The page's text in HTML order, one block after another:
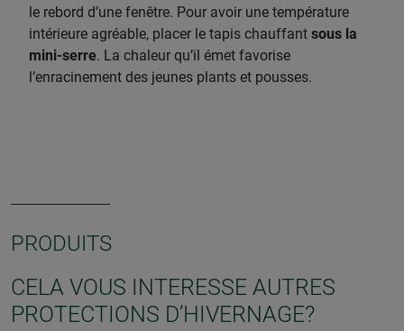
le rebord d’une fenêtre. Pour avoir une température
intérieure agréable, placer le tapis chauffant sous la
mini-serre. La chaleur qu’il émet favorise
l’enracinement des jeunes plants et pousses.
PRODUITS
CELA VOUS INTERESSE AUTRES
PROTECTIONS D’HIVERNAGE?